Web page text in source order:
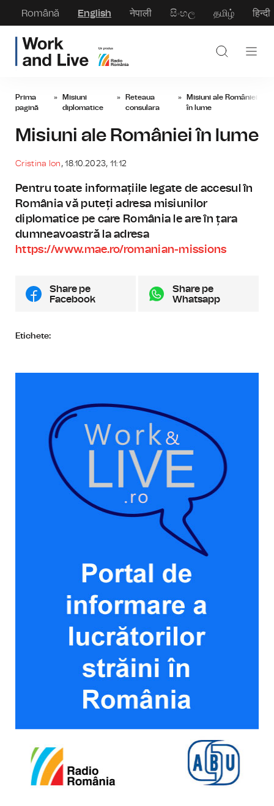
Română English नेपाली සිංහල தமிழ் हिन्दी
Prima
pagină
» Misiuni
diplomatice
» Reteaua
consulara
» Misiuni ale României
în lume
Misiuni ale României în lume
Cristina Ion, 18.10.2023, 11:12
Pentru toate informațiile legate de accesul în
România vă puteți adresa misiunilor
diplomatice pe care România le are în țara
dumneavoastră la adresa
https://www.mae.ro/romanian-missions
Share pe
Facebook
Share pe
Whatsapp
Etichete: